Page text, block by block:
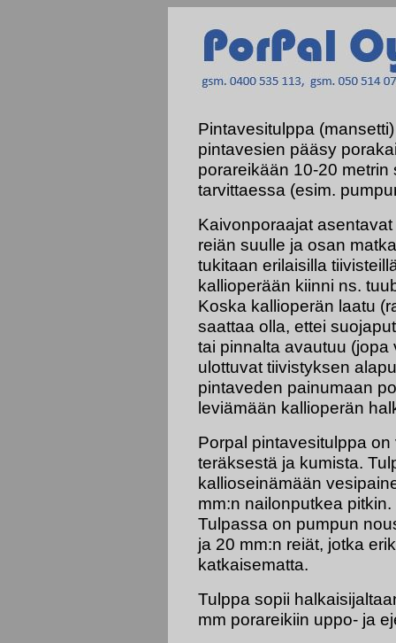
Pintavesitulppa
pintavesien pääsy
porareikään 10-20
tarvittaessa (esim.
Kaivonporaajat
reiän suulle ja osan
tukitaan erilaisilla
kallioperään kiinni ns.
Koska kallioperän laatu
saattaa olla, ettei
tai pinnalta avautuu
ulottuvat tiivistyksen
pintaveden painumaan
leviämään kallioperän
Porpal pintavesitulppa
teräksestä ja kumista.
kallioseinämään
mm:n nailonputkea pitkin.
Tulpassa on pumpun
ja 20 mm:n reiät, jotka
katkaisematta.
Tulppa sopii
mm porareikiin uppo- ja